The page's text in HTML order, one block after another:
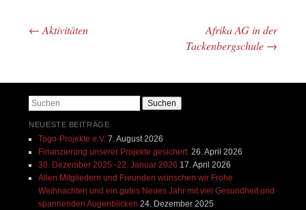
Beitrags-Navigation
← Aktivitäten
Afrika AG in der
Tackenbergschule →
Suchen
NEUESTE BEITRÄGE
Togo-Projekte e.V. 7. August 2026
Finanzierung unserer Projekte gesichert. 26. April 2026
30. Dezember 2025 -22. Januar 2026 17. April 2026
Allen Mitgliedern und Freunden wünschen wir Frohe
Weihnachten und ein gutes Neues Jahr mit viel Gesundheit und
spannenden Augenblicken 24. Dezember 2025